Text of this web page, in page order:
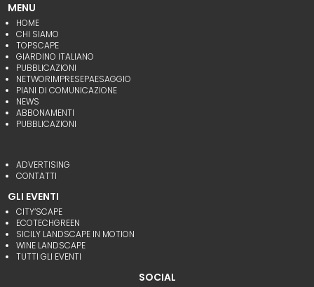
MENU
HOME
CHI SIAMO
TOPSCAPE
GIARDINO ITALIANO
PUBBLICAZIONI
NETWORIMPRESEPAESAGGIO
PIANI DI COMUNICAZIONE
NEWS
ABBONAMENTI
PUBBLICAZIONI
ADVERTISING
CONTATTI
GLI EVENTI
CITY’SCAPE
ECOTECHGREEN
SICILY LANDSCAPE IN MOTION
WINE LANDSCAPE
TUTTI GLI EVENTI
SOCIAL